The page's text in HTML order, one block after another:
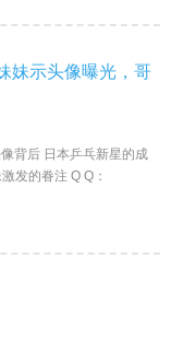
妹示头像曝光，哥
背后 日本乒乓新星的成
发的眷注 Q Q：